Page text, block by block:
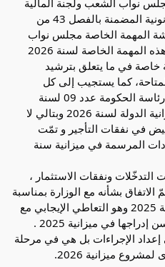
نواب الشعب ولجنة المالية
والميزانية على احترام الآجال القانونية المضمنة بالفصل 43 من
المهمة الخاصة مجلس نواب
الشعب. وأكّدا أنّ مشروع ميزانية هذه المهمة الخاصة لسنة 2026
خاصة في ما يتعلق بترشيد
كما يستجيب إلى كل
المعايير المنصوص عليها بمنشور رئاسة الحكومة عدد 09 لسنة
2025 المتعلق بإعداد مشروع ميزانية الدولة لسنة 2026 وبتالي لا
في نفقات التأجير و تمّت
المرسمة في ميزانية سنة
ونفقات الاستثمار ،
بشأنه مع الوزارة بمناسبة
دراسة مشروع ميزانية الدولة لسنة 2025 وهو التعاطي الإيجابي مع
بعض مقترحات النواب التي لم يتسن إدراجها في ميزانية 2025 .
إعداد الإجراءات بل هي في مرحلة
ميزانية 2026.